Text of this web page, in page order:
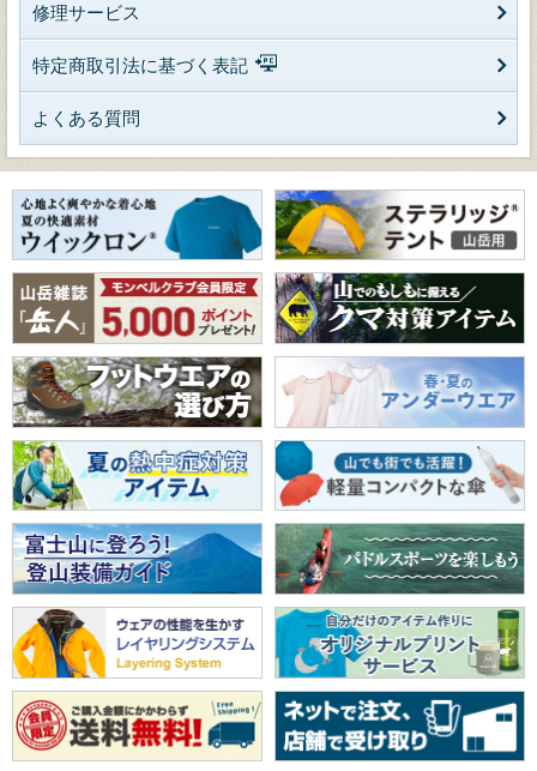
修理サービス
特定商取引法に基づく表記
よくある質問